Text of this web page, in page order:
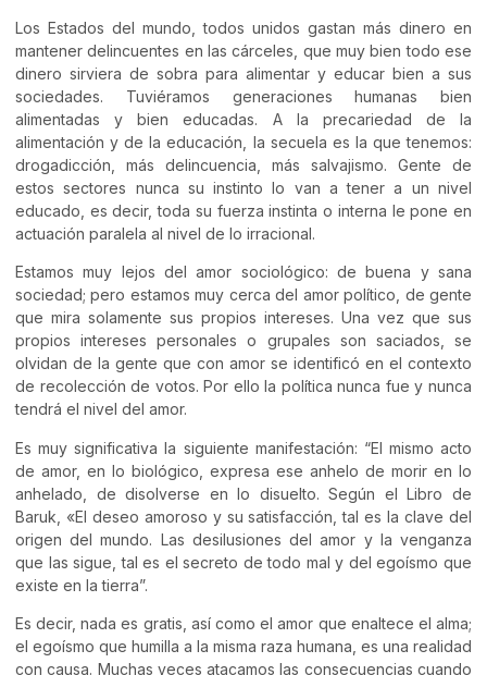
Los Estados del mundo, todos unidos gastan más dinero en
mantener delincuentes en las cárceles, que muy bien todo ese
dinero sirviera de sobra para alimentar y educar bien a sus
sociedades. Tuviéramos generaciones humanas bien
alimentadas y bien educadas. A la precariedad de la
alimentación y de la educación, la secuela es la que tenemos:
drogadicción, más delincuencia, más salvajismo. Gente de
estos sectores nunca su instinto lo van a tener a un nivel
educado, es decir, toda su fuerza instinta o interna le pone en
actuación paralela al nivel de lo irracional.
Estamos muy lejos del amor sociológico: de buena y sana
sociedad; pero estamos muy cerca del amor político, de gente
que mira solamente sus propios intereses. Una vez que sus
propios intereses personales o grupales son saciados, se
olvidan de la gente que con amor se identificó en el contexto
de recolección de votos. Por ello la política nunca fue y nunca
tendrá el nivel del amor.
Es muy significativa la siguiente manifestación: “El mismo acto
de amor, en lo biológico, expresa ese anhelo de morir en lo
anhelado, de disolverse en lo disuelto. Según el Libro de
Baruk, «El deseo amoroso y su satisfacción, tal es la clave del
origen del mundo. Las desilusiones del amor y la venganza
que las sigue, tal es el secreto de todo mal y del egoísmo que
existe en la tierra”.
Es decir, nada es gratis, así como el amor que enaltece el alma;
el egoísmo que humilla a la misma raza humana, es una realidad
con causa. Muchas veces atacamos las consecuencias cuando